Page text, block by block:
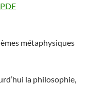
métaphysiques
la philosophie,